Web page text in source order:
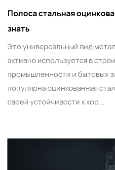
Полоса стальная
знать
Это универсальный вид
активно используется в
промышленности и бытовых
популярна оцинкованная
своей устойчивости к кор...